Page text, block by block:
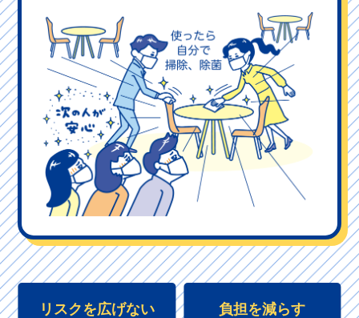
リスクを広げない 負担を減らす